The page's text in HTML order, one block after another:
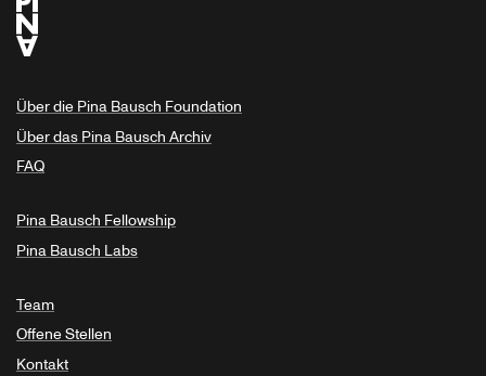
Über die Pina Bausch Foundation
Über das Pina Bausch Archiv
FAQ
Pina Bausch Fellowship
Pina Bausch Labs
Team
Offene Stellen
Kontakt